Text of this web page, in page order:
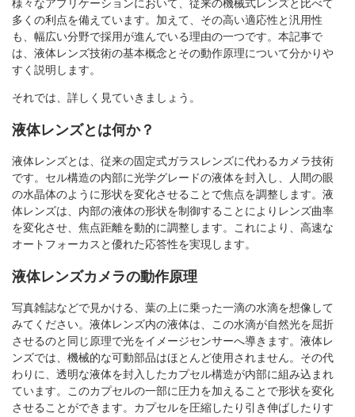
様々なアプリケーションにおいて、従来の機械式レンズと比べて
多くの利点を備えています。加えて、その高い適応性と汎用性
も、幅広い分野で採用が進んでいる理由の一つです。本記事で
は、液体レンズ技術の基本概念とその動作原理について分かりや
すく説明します。
それでは、詳しく見ていきましょう。
液体レンズとは何か？
液体レンズとは、従来の固定式ガラスレンズに代わるカメラ技術
です。セル構造の内部に光学グレードの液体を封入し、人間の眼
の水晶体のように形状を変化させることで焦点を調整します。液
体レンズは、内部の液体の形状を制御することによりレンズ曲率
を変化させ、焦点距離を動的に調整します。これにより、高速な
オートフォーカスと優れた応答性を実現します。
液体レンズカメラの動作原理
写真雑誌などで見かける、葉の上に乗った一滴の水滴を想像して
みてください。液体レンズ内の液体は、この水滴が自然光を屈折
させるのと同じ原理で光をイメージセンサーへ導きます。液体レ
ンズでは、機械的な可動部品はほとんど使用されません。その代
わりに、透明な液体を封入したカプセル構造が内部に組み込まれ
ています。このカプセルの一部に圧力を加えることで形状を変化
させることができます。カプセルを圧縮したり引き伸ばしたりす